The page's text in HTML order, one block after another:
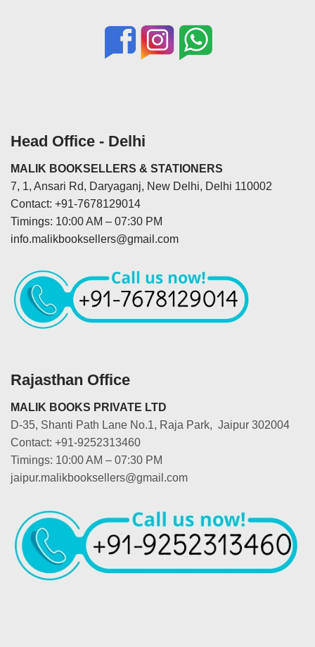
Head Office - Delhi
MALIK BOOKSELLERS & STATIONERS
7, 1, Ansari Rd, Daryaganj, New Delhi, Delhi 110002
Contact: +91-7678129014
Timings: 10:00 AM – 07:30 PM
info.malikbooksellers@gmail.com
Rajasthan Office
MALIK BOOKS PRIVATE LTD
D-35, Shanti Path Lane No.1, Raja Park, Jaipur 302004
Contact: +91-9252313460
Timings: 10:00 AM – 07:30 PM
jaipur.malikbooksellers@gmail.com